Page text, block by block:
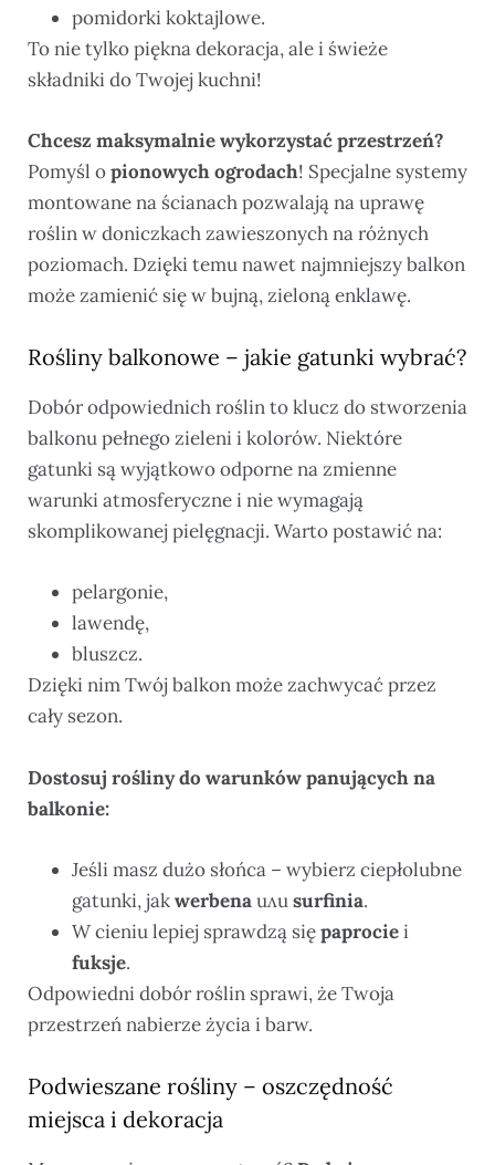
pomidorki koktajlowe.
To nie tylko piękna dekoracja, ale i świeże
składniki do Twojej kuchni!
Chcesz maksymalnie wykorzystać przestrzeń?
Pomyśl opionowych ogrodach! Specjalne systemy
montowane na ścianach pozwalają na uprawę
roślin w doniczkach zawieszonych na różnych
poziomach. Dzięki temu nawet najmniejszy balkon
może zamienić się w bujną, zieloną enklawę.
Rośliny balkonowe – jakie gatunki wybrać?
Dobór odpowiednich roślin to klucz do stworzenia
balkonu pełnego zieleni i kolorów. Niektóre
gatunki są wyjątkowo odporne na zmienne
warunki atmosferyczne i nie wymagają
skomplikowanej pielęgnacji. Warto postawić na:
pelargonie,
lawendę,
bluszcz.
Dzięki nim Twój balkon może zachwycać przez
cały sezon.
Dostosuj rośliny do warunków panujących na
balkonie:
Jeśli masz dużo słońca – wybierz ciepłolubne
gatunki, jakwerbenaилиsurfinia.
W cieniu lepiej sprawdzą siępaprociei
fuksje.
Odpowiedni dobór roślin sprawi, że Twoja
przestrzeń nabierze życia i barw.
Podwieszane rośliny – oszczędność
miejsca i dekoracja